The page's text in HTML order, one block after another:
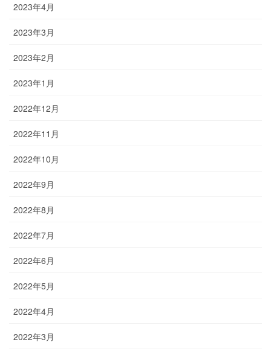
2023年4月
2023年3月
2023年2月
2023年1月
2022年12月
2022年11月
2022年10月
2022年9月
2022年8月
2022年7月
2022年6月
2022年5月
2022年4月
2022年3月